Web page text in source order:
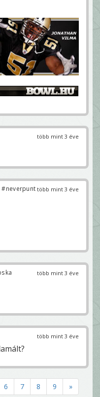
több mint 3 éve
több mint 3 éve
több mint 3 éve
több mint 3 éve
6 7 8 9 »